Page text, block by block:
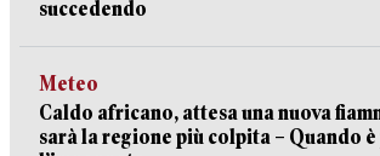
succedendo
Meteo
Caldo africano, attesa una nuova
sarà la regione più colpita – Quando